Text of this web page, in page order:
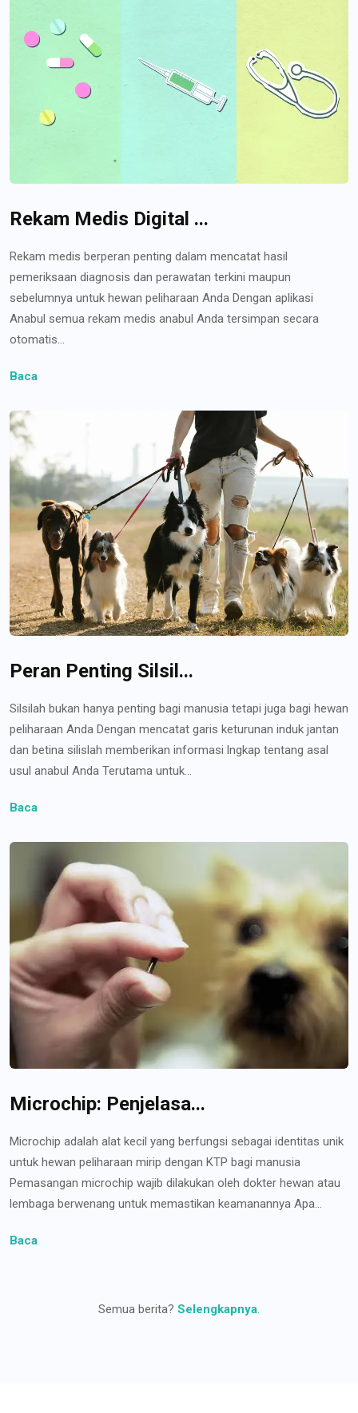
Rekam Medis Digital ...
Rekam medis berperan penting dalam mencatat hasil
pemeriksaan diagnosis dan perawatan terkini maupun
sebelumnya untuk hewan peliharaan Anda Dengan aplikasi
Anabul semua rekam medis anabul Anda tersimpan secara
otomatis...
Baca
Peran Penting Silsil...
Silsilah bukan hanya penting bagi manusia tetapi juga bagi hewan
peliharaan Anda Dengan mencatat garis keturunan induk jantan
dan betina silislah memberikan informasi lngkap tentang asal
usul anabul Anda Terutama untuk...
Baca
Microchip: Penjelasa...
Microchip adalah alat kecil yang berfungsi sebagai identitas unik
untuk hewan peliharaan mirip dengan KTP bagi manusia
Pemasangan microchip wajib dilakukan oleh dokter hewan atau
lembaga berwenang untuk memastikan keamanannya Apa...
Baca
Semua berita? Selengkapnya